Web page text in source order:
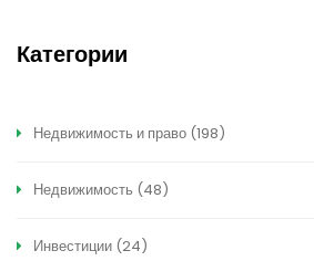
Категории
Недвижимость и право (198)
Недвижимость (48)
Инвестиции (24)